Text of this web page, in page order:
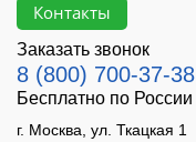
Контакты
Заказать звонок
8 (800) 700-37-38
Бесплатно по России
г. Москва, ул. Ткацкая 1